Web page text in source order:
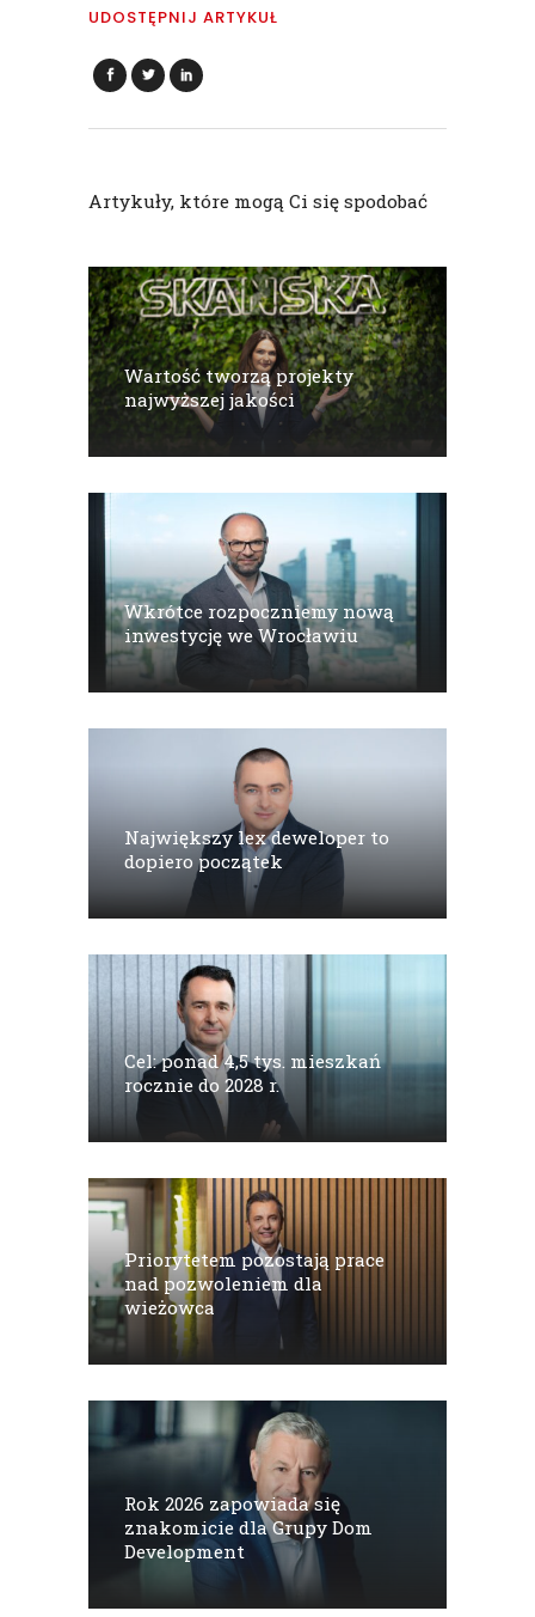
UDOSTĘPNIJ ARTYKUŁ
Artykuły, które mogą Ci się spodobać
Wartość tworzą projekty
najwyższej jakości
Wkrótce rozpoczniemy nową
inwestycję we Wrocławiu
Największy lex deweloper to
dopiero początek
Cel: ponad 4,5 tys. mieszkań
rocznie do 2028 r.
Priorytetem pozostają prace
nad pozwoleniem dla
wieżowca
Rok 2026 zapowiada się
znakomicie dla Grupy Dom
Development